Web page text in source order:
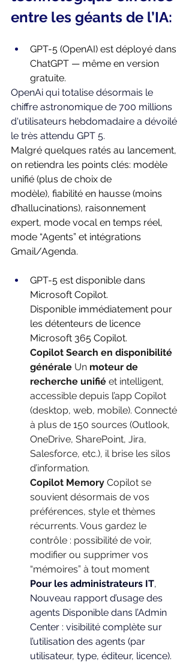
entre les géants de l’IA:
GPT-5 (OpenAI) est déployé dans
ChatGPT — même en version
gratuite.
OpenAi qui totalise désormais le
chiffre astronomique de 700 millions
d'utilisateurs hebdomadaire a dévoilé
le très attendu GPT 5.
Malgré quelques ratés au lancement,
on retiendra les points clés: modèle
unifié (plus de choix de
modèle), fiabilité en hausse (moins
d’hallucinations), raisonnement
expert, mode vocal en temps réel,
mode “Agents” et intégrations
Gmail/Agenda.
GPT-5 est disponible dans
Microsoft Copilot.
Disponible immédiatement pour
les détenteurs de licence
Microsoft 365 Copilot.
Copilot Search en disponibilité
générale Un moteur de
recherche unifié et intelligent,
accessible depuis l’app Copilot
(desktop, web, mobile). Connecté
à plus de 150 sources (Outlook,
OneDrive, SharePoint, Jira,
Salesforce, etc.), il brise les silos
d’information.
Copilot Memory Copilot se
souvient désormais de vos
préférences, style et thèmes
récurrents. Vous gardez le
contrôle : possibilité de voir,
modifier ou supprimer vos
“mémoires” à tout moment
Pour les administrateurs IT,
Nouveau rapport d’usage des
agents Disponible dans l’Admin
Center : visibilité complète sur
l’utilisation des agents (par
utilisateur, type, éditeur, licence).